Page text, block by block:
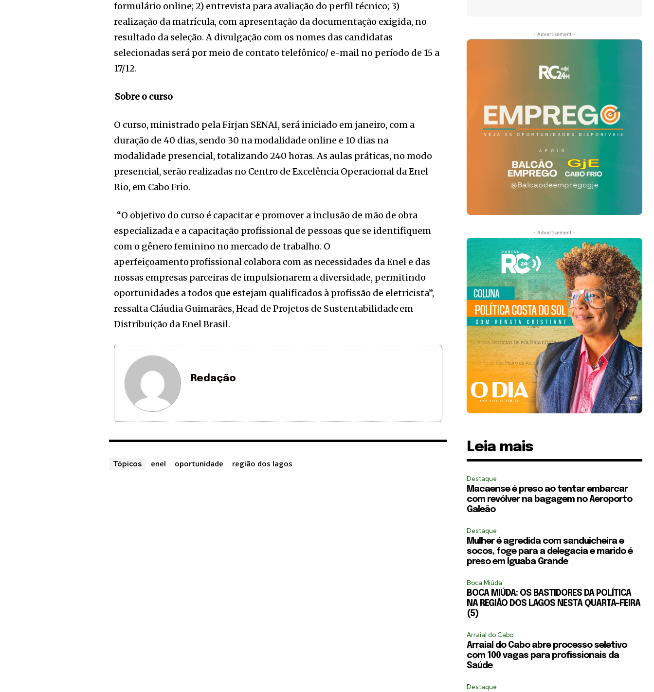
formulário online; 2) entrevista para avaliação do perfil técnico; 3)
realização da matrícula, com apresentação da documentação exigida, no
resultado da seleção. A divulgação com os nomes das candidatas
selecionadas será por meio de contato telefônico/ e-mail no período de 15 a
17/12.
Sobre o curso
O curso, ministrado pela Firjan SENAI, será iniciado em janeiro, com a
duração de 40 dias, sendo 30 na modalidade online e 10 dias na
modalidade presencial, totalizando 240 horas. As aulas práticas, no modo
presencial, serão realizadas no Centro de Excelência Operacional da Enel
Rio, em Cabo Frio.
“O objetivo do curso é capacitar e promover a inclusão de mão de obra
especializada e a capacitação profissional de pessoas que se identifiquem
com o gênero feminino no mercado de trabalho. O
aperfeiçoamento profissional colabora com as necessidades da Enel e das
nossas empresas parceiras de impulsionarem a diversidade, permitindo
oportunidades a todos que estejam qualificados à profissão de eletricista”,
ressalta Cláudia Guimarães, Head de Projetos de Sustentabilidade em
Distribuição da Enel Brasil.
Redação
Tópicos enel oportunidade região dos lagos
- Advertisement -
- Advertisement -
Leia mais
Destaque
Macaense é preso ao tentar embarcar
com revólver na bagagem no Aeroporto
Galeão
Destaque
Mulher é agredida com sanduicheira e
socos, foge para a delegacia e marido é
preso em Iguaba Grande
Boca Miúda
BOCA MIÚDA: OS BASTIDORES DA POLÍTICA
NA REGIÃO DOS LAGOS NESTA QUARTA-FEIRA
(5)
Arraial do Cabo
Arraial do Cabo abre processo seletivo
com 100 vagas para profissionais da
Saúde
Destaque